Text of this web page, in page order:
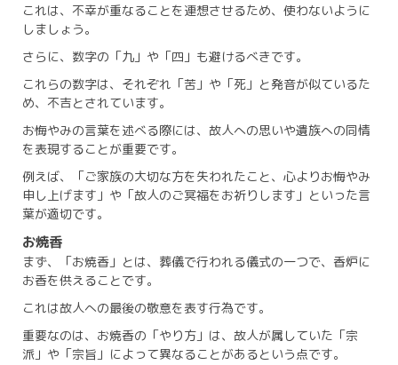
これは、不幸が重なることを連想させるため、使わないように
しましょう。
さらに、数字の「九」や「四」も避けるべきです。
これらの数字は、それぞれ「苦」や「死」と発音が似ているた
め、不吉とされています。
お悔やみの言葉を述べる際には、故人への思いや遺族への同情
を表現することが重要です。
例えば、「ご家族の大切な方を失われたこと、心よりお悔やみ
申し上げます」や「故人のご冥福をお祈りします」といった言
葉が適切です。
お焼香
まず、「お焼香」とは、葬儀で行われる儀式の一つで、香炉に
お香を供えることです。
これは故人への最後の敬意を表す行為です。
重要なのは、お焼香の「やり方」は、故人が属していた「宗
派」や「宗旨」によって異なることがあるという点です。